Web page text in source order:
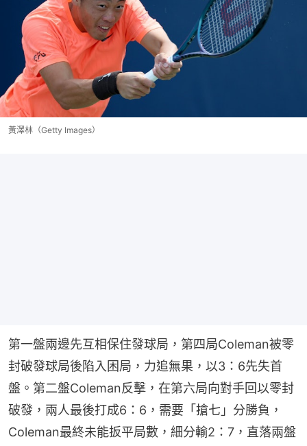
黃澤林（Getty Images）
第一盤兩邊先互相保住發球局，第四局Coleman被零
封破發球局後陷入困局，力追無果，以3：6先失首
盤。第二盤Coleman反擊，在第六局向對手回以零封
破發，兩人最後打成6：6，需要「搶七」分勝負，
Coleman最終未能扳平局數，細分輸2：7，直落兩盤